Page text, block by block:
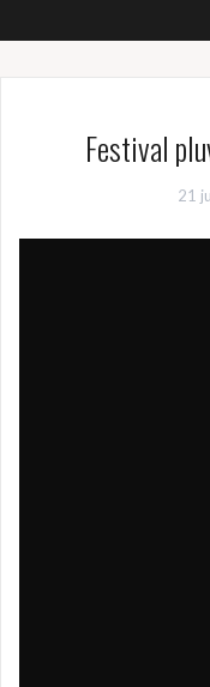
Festival
21